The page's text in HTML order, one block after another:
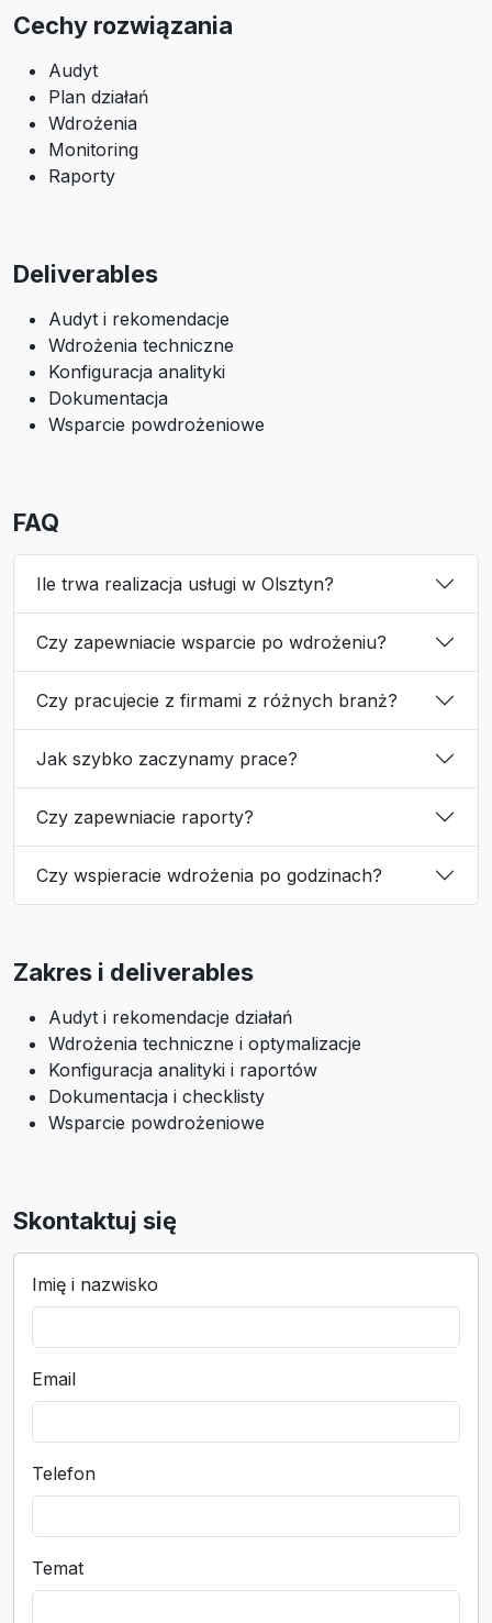
Cechy rozwiązania
Audyt
Plan działań
Wdrożenia
Monitoring
Raporty
Deliverables
Audyt i rekomendacje
Wdrożenia techniczne
Konfiguracja analityki
Dokumentacja
Wsparcie powdrożeniowe
FAQ
Ile trwa realizacja usługi w Olsztyn?
Czy zapewniacie wsparcie po wdrożeniu?
Czy pracujecie z firmami z różnych branż?
Jak szybko zaczynamy prace?
Czy zapewniacie raporty?
Czy wspieracie wdrożenia po godzinach?
Zakres i deliverables
Audyt i rekomendacje działań
Wdrożenia techniczne i optymalizacje
Konfiguracja analityki i raportów
Dokumentacja i checklisty
Wsparcie powdrożeniowe
Skontaktuj się
Imię i nazwisko
Email
Telefon
Temat